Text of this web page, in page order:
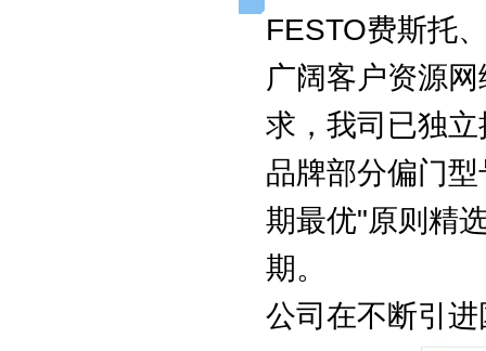
FESTO费斯托
广阔客户资源
求，我司已独
品牌部分偏门
期最优"原则精
期。
公司在不断引